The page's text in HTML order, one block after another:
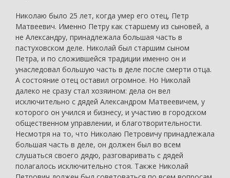
Николаю было 25 лет, когда умер его отец, Петр
Матвеевич. Именно Петру как старшему из сыновей, а
не Александру, принадлежала большая часть в
пастуховском деле. Николай был старшим сыном
Петра, и по сложившейся традиции именно он и
унаследовал большую часть в деле после смерти отца.
А состояние отец оставил огромное. Но Николай
далеко не сразу стал хозяином: дела он вел
исключительно с дядей Александром Матвеевичем, у
которого он учился и бизнесу, и участию в городском
общественном управлении, и благотворительности.
Несмотря на то, что Николаю Петровичу принадлежала
большая часть в деле, он должен был во всем
слушаться своего дядю, разговаривать с дядей
полагалось исключительно стоя. Также Николай